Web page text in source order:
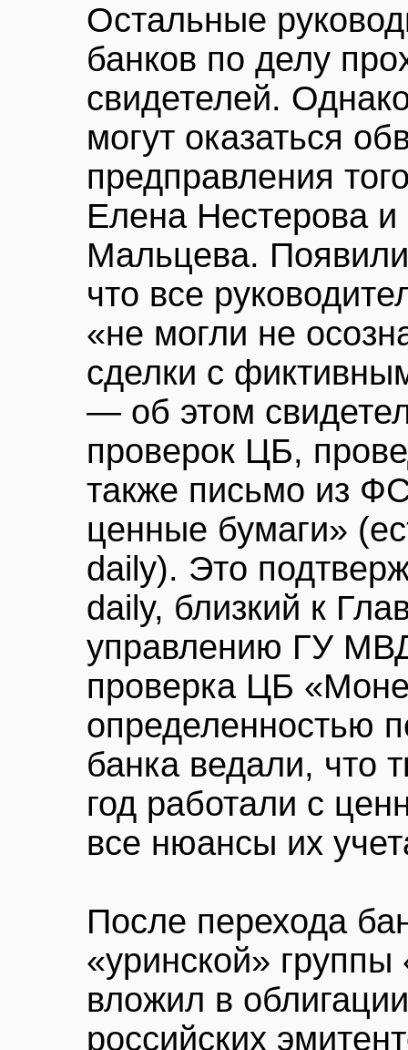
Остальные
банков по делу
свидетелей.
могут оказаться
предправления
Елена Нестерова и
Мальцева.
что все
«не могли не
сделки с
— об этом
проверок ЦБ,
также письмо из
ценные бумаги»
daily). Это
daily, близкий к
управлению ГУ
проверка ЦБ
определенностью
банка ведали, что
год работали с
все нюансы их
После перехода
«уринской»
вложил в
российских